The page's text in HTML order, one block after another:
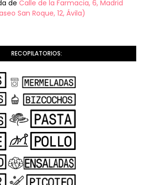
de Calle de la Farmacia, 6, Madrid
San Roque, 12, Ávila)
RECOPILATORIOS: